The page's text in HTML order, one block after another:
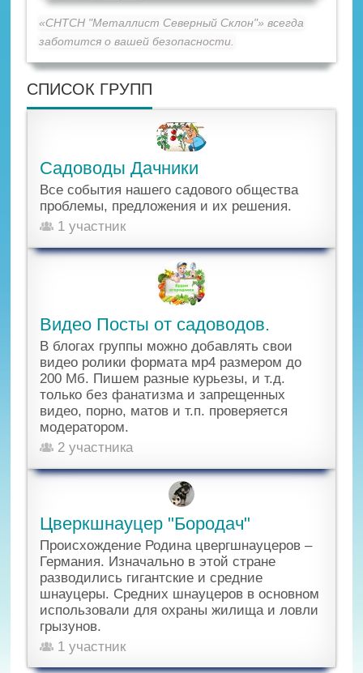
«СНТСН "Металлист Северный Склон"» всегда
заботится о вашей безопасности.
СПИСОК ГРУПП
Садоводы Дачники
Все события нашего садового общества
проблемы, предложения и их решения.
1 участник
Видео Посты от садоводов.
В блогах группы можно добавлять свои
видео ролики формата мр4 размером до
200 Мб. Пишем разные курьезы, и т.д.
только без фанатизма и запрещенных
видео, порно, матов и т.п. проверяется
модератором.
2 участника
Цверкшнауцер "Бородач"
Происхождение Родина цвергшнауцеров –
Германия. Изначально в этой стране
разводились гигантские и средние
шнауцеры. Средних шнауцеров в основном
использовали для охраны жилища и ловли
грызунов.
1 участник